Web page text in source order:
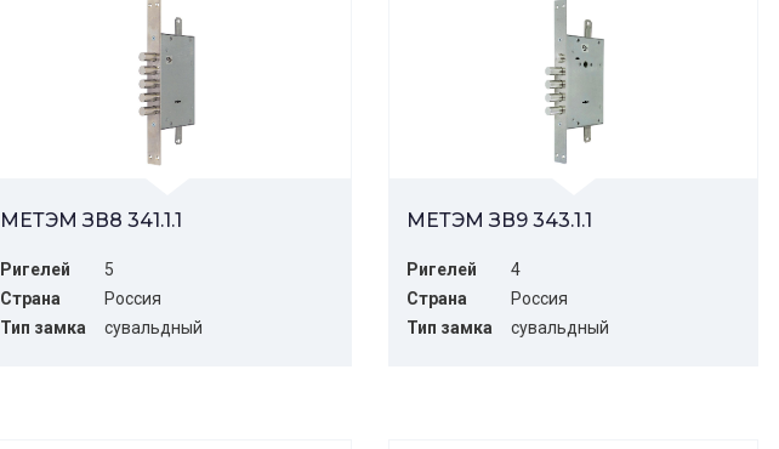
МЕТЭМ ЗВ8 341.1.1
Ригелей
5
Страна
Россия
Тип замка
сувальдный
МЕТЭМ ЗВ9 343.1.1
Ригелей
4
Страна
Россия
Тип замка
сувальдный